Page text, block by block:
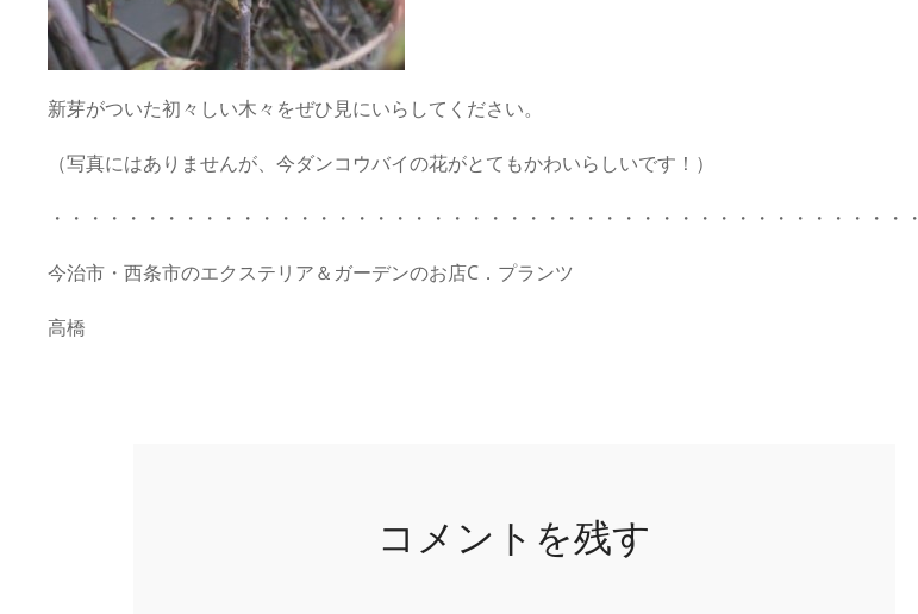
新芽がついた初々しい木々をぜひ見にいらしてください。
（写真にはありませんが、今ダンコウバイの花がとてもかわいらしいです！）
・・・・・・・・・・・・・・・・・・・・・・・・・・・・・・・・・・・・・・・・・・・・・・
今治市・西条市のエクステリア＆ガーデンのお店C．プランツ
高橋
コメントを残す